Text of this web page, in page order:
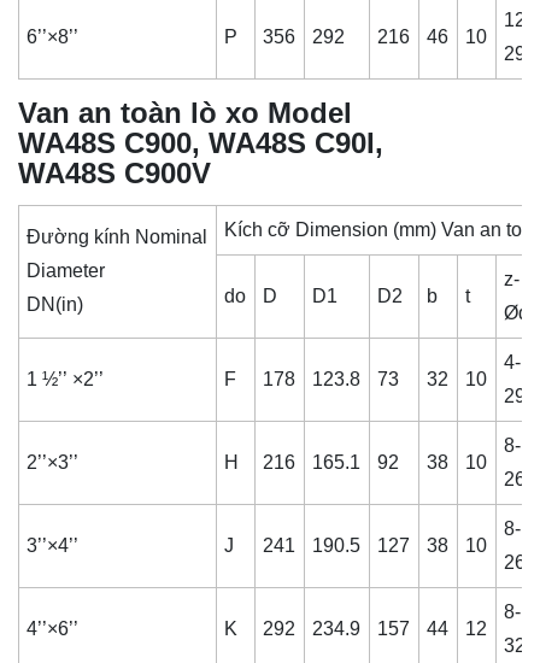
6’’×8’’ P 356 292 216 46 10
12-
29
Van an toàn lò xo Model
WA48S C900, WA48S C90I,
WA48S C900V
Đường kính Nominal
Diameter
DN(in)
Kích cỡ Dimension (mm) Van an
do D D1 D2 b t
z-
Ød
1 ½’’ ×2’’ F 178 123.8 73 32 10
4-
29
2’’×3’’ H 216 165.1 92 38 10
8-
26
3’’×4’’ J 241 190.5 127 38 10
8-
26
4’’×6’’ K 292 234.9 157 44 12
8-
32